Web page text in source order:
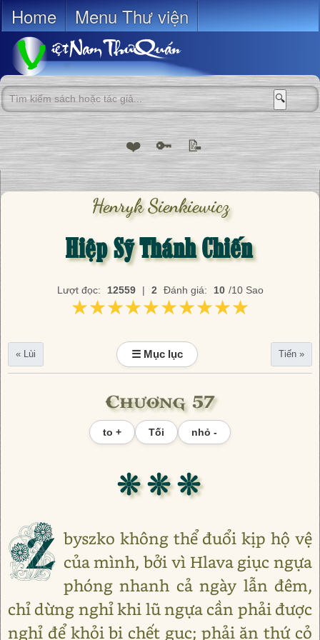
Home Menu Thư viện
🔍
❤️ 🔑 📝
Henryk Sienkiewicz
Hiệp Sỹ Thánh Chiến
Lượt đọc: 12559 | 2 Đánh giá: 10 /10 Sao
★★★★★★★★★★
★★★★★★★★★★
« Lùi ☰ Mục lục Tiến »
Chương 57
to + Tối nhỏ -
❊ ❊ ❊
Z byszko không thể đuổi kịp hộ vệ
của mình, bởi vì Hlava giục ngựa
phóng nhanh cả ngày lẫn đêm,
chỉ dừng nghỉ khi lũ ngựa cần phải được
nghỉ để khỏi bị chết gục; phải ăn thứ cỏ